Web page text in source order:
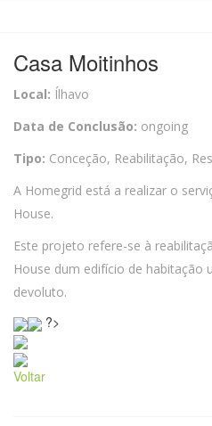
Casa Moitinhos
Local: Ílhavo
Data de Conclusão: ongoing
Tipo: Conceção, Reabilitação,
A Homegrid está a realizar o
House.
Este projeto refere-se à
House dum edifício de habitação
devoluto.
?>
Voltar